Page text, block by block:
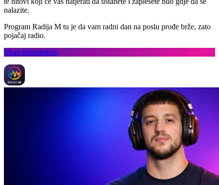
nalazite.
Program Radija M tu je da vam radni dan na poslu prođe brže, zato
pojačaj radio.
More information